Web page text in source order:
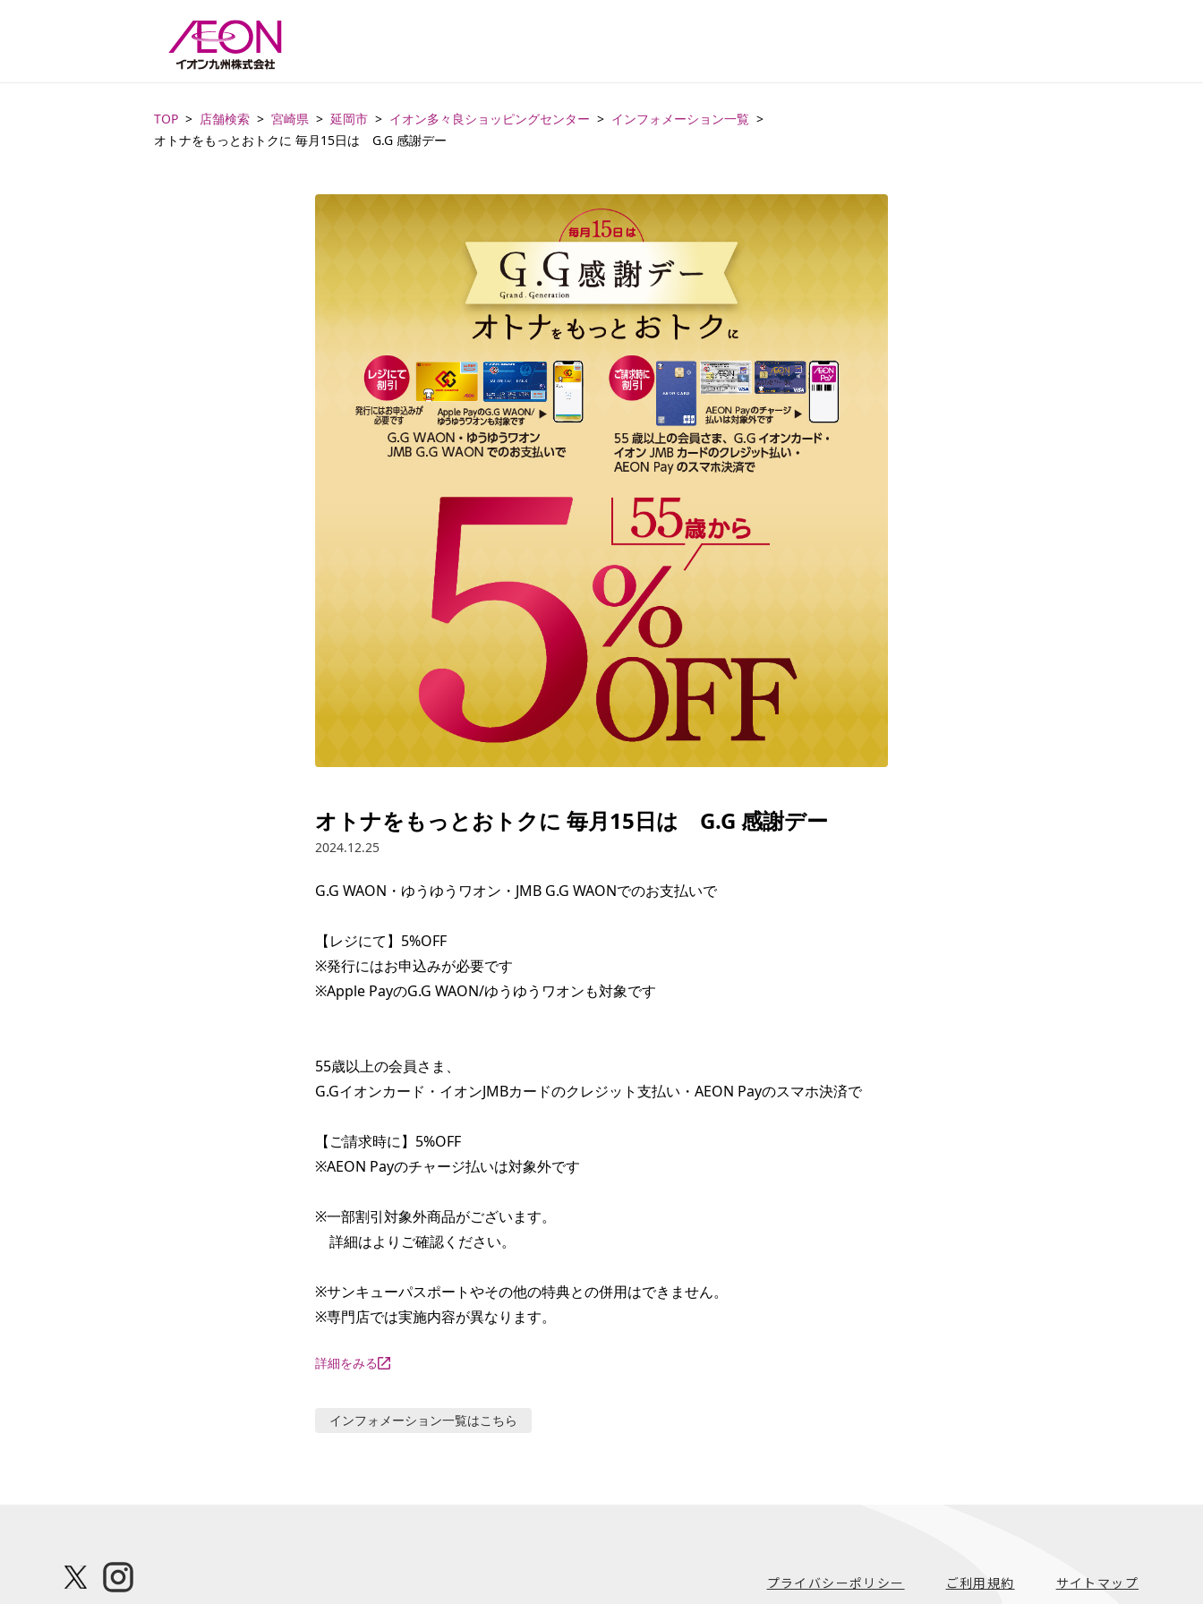
TOP 店舗検索 宮崎県 延岡市 イオン多々良ショッピングセンター
インフォメーション一覧
オトナをもっとおトクに 毎月15日は G.G 感謝デー
オトナをもっとおトクに 毎月15日は G.G 感謝デー
2024.12.25
G.G WAON・ゆうゆうワオン・JMB G.G WAONでのお支払いで
【レジにて】5%OFF
※発行にはお申込みが必要です
※Apple PayのG.G WAON/ゆうゆうワオンも対象です
55歳以上の会員さま、
G.Gイオンカード・イオンJMBカードのクレジット支払い・AEON Payのスマホ決済で
【ご請求時に】5%OFF
※AEON Payのチャージ払いは対象外です
※一部割引対象外商品がございます。
詳細はよりご確認ください。
※サンキューパスポートやその他の特典との併用はできません。
※専門店では実施内容が異なります。
詳細をみる
インフォメーション一覧はこちら
プライバシーポリシー ご利用規約 サイトマップ